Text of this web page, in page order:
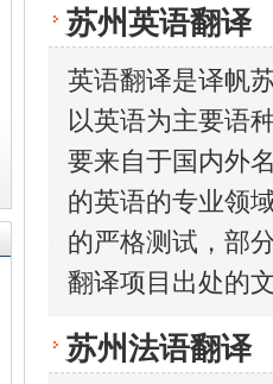
苏州英语翻译
英语翻译是译帆
以英语为主要语
要来自于国内外
的英语的专业领
的严格测试，部
翻译项目出处的
苏州法语翻译